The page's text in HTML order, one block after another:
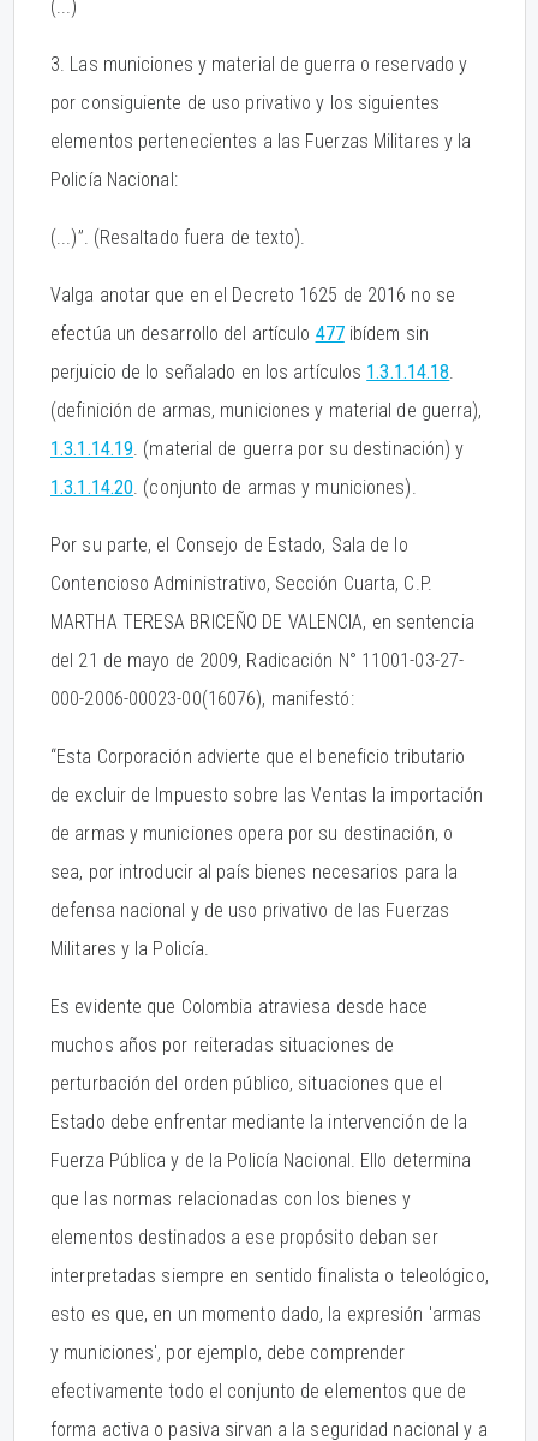
(...)
3. Las municiones y material de guerra o reservado y
por consiguiente de uso privativo y los siguientes
elementos pertenecientes a las Fuerzas Militares y la
Policía Nacional:
(...)”. (Resaltado fuera de texto).
Valga anotar que en el Decreto 1625 de 2016 no se
efectúa un desarrollo del artículo 477ibídem sin
perjuicio de lo señalado en los artículos 1.3.1.14.18.
(definición de armas, municiones y material de guerra),
1.3.1.14.19. (material de guerra por su destinación) y
1.3.1.14.20. (conjunto de armas y municiones).
Por su parte, el Consejo de Estado, Sala de lo
Contencioso Administrativo, Sección Cuarta, C.P.
MARTHA TERESA BRICEÑO DE VALENCIA, en sentencia
del 21 de mayo de 2009, Radicación N° 11001-03-27-
000-2006-00023-00(16076), manifestó:
“Esta Corporación advierte que el beneficio tributario
de excluir de Impuesto sobre las Ventas la importación
de armas y municiones opera por su destinación, o
sea, por introducir al país bienes necesarios para la
defensa nacional y de uso privativo de las Fuerzas
Militares y la Policía.
Es evidente que Colombia atraviesa desde hace
muchos años por reiteradas situaciones de
perturbación del orden público, situaciones que el
Estado debe enfrentar mediante la intervención de la
Fuerza Pública y de la Policía Nacional. Ello determina
que las normas relacionadas con los bienes y
elementos destinados a ese propósito deban ser
interpretadas siempre en sentido finalista o teleológico,
esto es que, en un momento dado, la expresión 'armas
y municiones', por ejemplo, debe comprender
efectivamente todo el conjunto de elementos que de
forma activa o pasiva sirvan a la seguridad nacional y a